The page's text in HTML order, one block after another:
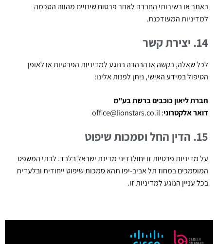
באתר או בשירותי החברה לאחר פרסום שינויים מהווה הסכמה
למדיניות המעודכנת.
14. יצירת קשר
לכל שאלה, בקשה או הבהרה בנוגע למדיניות הפרטיות או לאופן
הטיפול במידע האישי, ניתן לפנות אלינו:
חברת ליאון כוכבים ברשת בע"מ
דואר אלקטרוני:
office@lionstars.co.il
15. הדין החל וסמכות שיפוט
על מדיניות פרטיות זו יחולו דיני מדינת ישראל בלבד. לבתי המשפט
המוסמכים במחוז תל אביב-יפו תהא סמכות שיפוט ייחודית ובלעדית
בכל עניין הנוגע למדיניות זו.